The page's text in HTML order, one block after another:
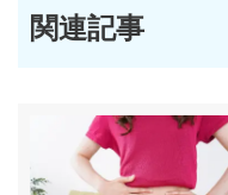
関連記事